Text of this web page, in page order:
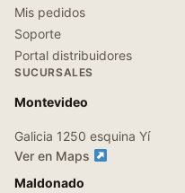
Mis pedidos
Soporte
Portal distribuidores
SUCURSALES
Montevideo
Galicia 1250 esquina Yí
Ver en Maps
Maldonado